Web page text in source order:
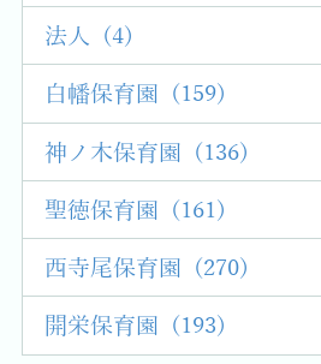
法人 (4)
白幡保育園 (159)
神ノ木保育園 (136)
聖徳保育園 (161)
西寺尾保育園 (270)
開栄保育園 (193)